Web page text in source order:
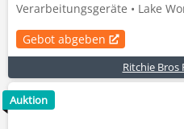
Verarbeitungsgeräte • Lake
Gebot abgeben
Ritchie
Auktion